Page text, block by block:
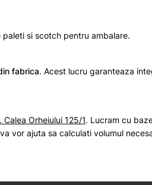
si scotch pentru ambalare.
fabrica. Acest lucru garanteaza
Calea Orheiului 125/1. Lucram cu
vor ajuta sa calculati volumul